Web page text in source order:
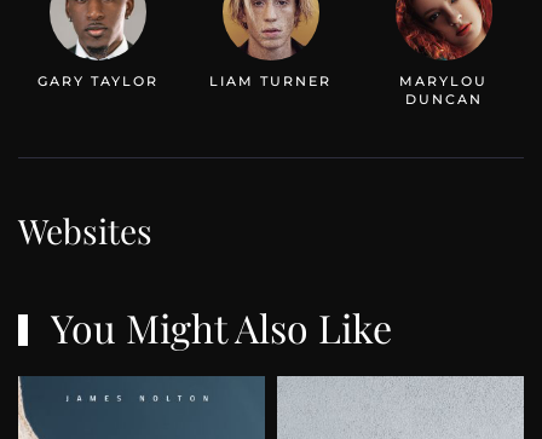
GARY TAYLOR LIAM TURNER
MARYLOU
DUNCAN
Websites
You Might Also Like